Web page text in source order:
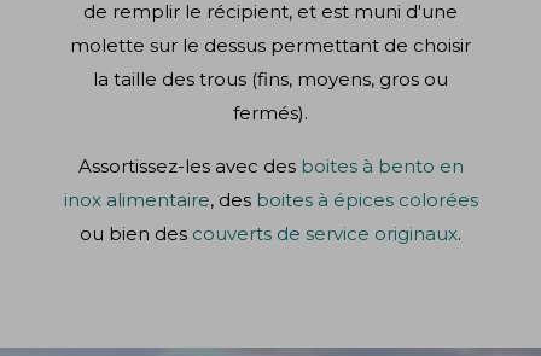
de remplir le récipient, et est muni d'une
molette sur le dessus permettant de choisir
la taille des trous (fins, moyens, gros ou
fermés).
Assortissez-les avec des boites à bento en
inox alimentaire, des boites à épices colorées
ou bien des couverts de service originaux.